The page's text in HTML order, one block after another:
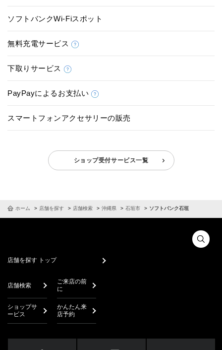
ソフトバンクWi-Fiスポット
無料充電サービス
下取りサービス
PayPayによるお支払い
スマートフォンアクセサリーの販売
ショップ受付サービス一覧
ホーム 店舗を探す 店舗検索 沖縄県 石垣市 ソフトバンク石垣
店舗を探す トップ
店舗検索
ご来店の前
に
ショップサ
ービス
かんたん来
店予約